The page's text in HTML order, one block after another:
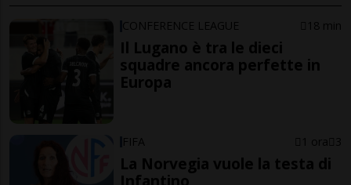
CONFERENCE LEAGUE 18 min
Il Lugano è tra le dieci
squadre ancora perfette in
Europa
FIFA 1 ora 3
La Norvegia vuole la testa di
Infantino